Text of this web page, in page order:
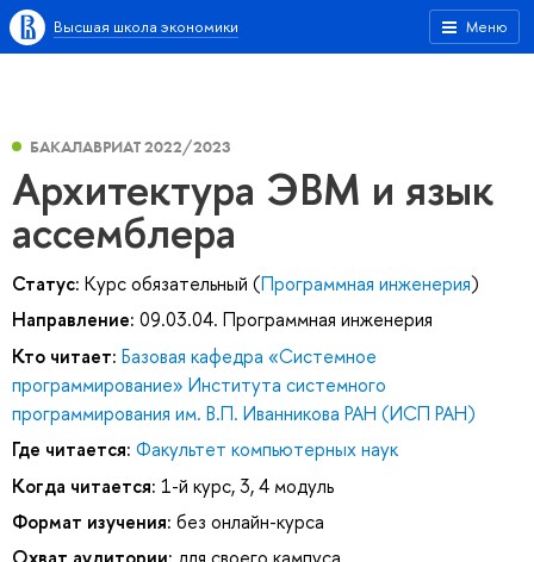
Меню
Высшая школа экономики
БАКАЛАВРИАТ 2022/2023
Архитектура ЭВМ и язык
ассемблера
Статус: Курс обязательный (Программная инженерия)
Направление: 09.03.04. Программная инженерия
Кто читает: Базовая кафедра «Системное
программирование» Института системного
программирования им. В.П. Иванникова РАН (ИСП РАН)
Где читается: Факультет компьютерных наук
Когда читается: 1-й курс, 3, 4 модуль
Формат изучения: без онлайн-курса